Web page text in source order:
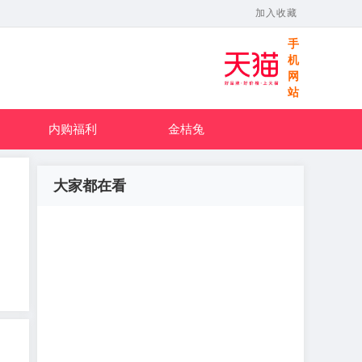
加入收藏
手
机
网
站
内购福利 金桔兔
大家都在看